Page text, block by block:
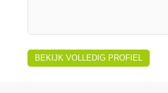
BEKIJK VOLLEDIG PROFIEL